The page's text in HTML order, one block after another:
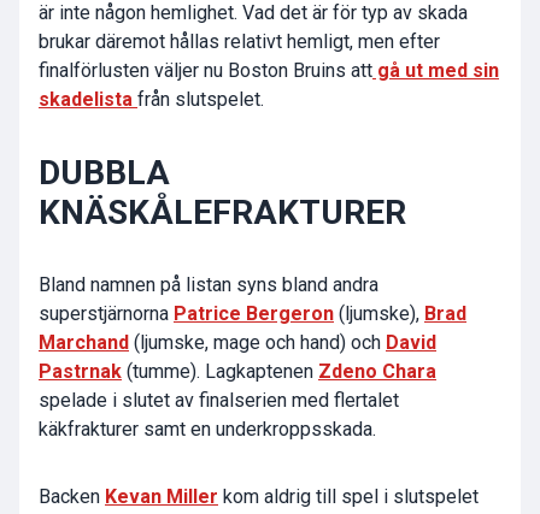
är inte någon hemlighet. Vad det är för typ av skada
brukar däremot hållas relativt hemligt, men efter
finalförlusten väljer nu Boston Bruins att gå ut med sin
skadelista från slutspelet.
DUBBLA
KNÄSKÅLEFRAKTURER
Bland namnen på listan syns bland andra
superstjärnorna Patrice Bergeron (ljumske), Brad
Marchand (ljumske, mage och hand) och David
Pastrnak (tumme). Lagkaptenen Zdeno Chara
spelade i slutet av finalserien med flertalet
käkfrakturer samt en underkroppsskada.
Backen Kevan Miller kom aldrig till spel i slutspelet